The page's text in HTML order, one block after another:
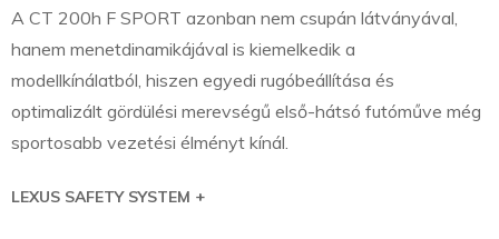
A CT 200h F SPORT azonban nem csupán látványával,
hanem menetdinamikájával is kiemelkedik a
modellkínálatból, hiszen egyedi rugóbeállítása és
optimalizált gördülési merevségű első-hátsó futóműve még
sportosabb vezetési élményt kínál.
LEXUS SAFETY SYSTEM +